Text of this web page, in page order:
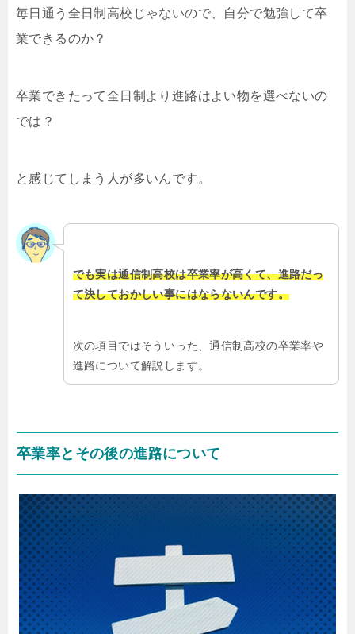
毎日通う全日制高校じゃないので、自分で勉強して卒
業できるのか？
卒業できたって全日制より進路はよい物を選べないの
では？
と感じてしまう人が多いんです。
でも実は通信制高校は卒業率が高くて、進路だっ
て決しておかしい事にはならないんです。
次の項目ではそういった、通信制高校の卒業率や
進路について解説します。
卒業率とその後の進路について